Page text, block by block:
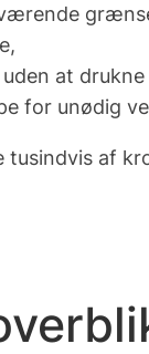
at
for unødig
af